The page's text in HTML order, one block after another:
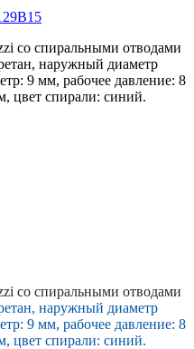
со спиральными отводами
наружный диаметр
9 мм, рабочее давление: 8
цвет спирали: синий.
со спиральными отводами
наружный диаметр
9 мм, рабочее давление: 8
цвет спирали: синий.